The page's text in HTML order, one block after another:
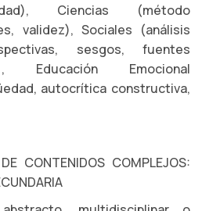
Ciencias (método
validez), Sociales (análisis
sesgos, fuentes
Educación Emocional
autocrítica constructiva,
CONTENIDOS COMPLEJOS: